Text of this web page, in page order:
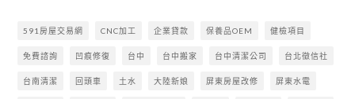
591房屋交易網 CNC加工 企業貸款 保養品OEM 健檢項目
免費諮詢 凹痕修復 台中 台中搬家 台中清潔公司 台北徵信社
台南清潔 回頭車 土水 大陸新娘 屏東房屋改修 屏東水電